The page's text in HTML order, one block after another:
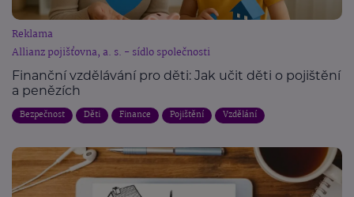
Reklama
Allianz pojišťovna, a. s. - sídlo společnosti
Finanční vzdělávání pro děti: Jak učit děti o pojištění
a penězích
Bezpečnost Děti Finance Pojištění Vzdělání